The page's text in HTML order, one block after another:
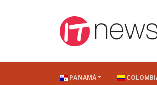
PANAMÁ